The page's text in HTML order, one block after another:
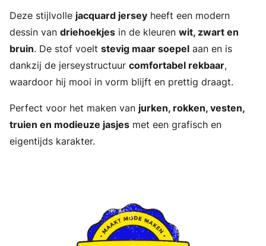
Deze stijlvolle jacquard jersey heeft een modern
dessin van driehoekjes in de kleuren wit, zwart en
bruin. De stof voelt stevig maar soepel aan en is
dankzij de jerseystructuur comfortabel rekbaar,
waardoor hij mooi in vorm blijft en prettig draagt.
Perfect voor het maken van jurken, rokken, vesten,
truien en modieuze jasjes met een grafisch en
eigentijds karakter.